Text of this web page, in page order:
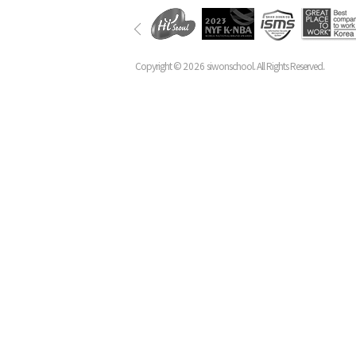
Copyright ©2026 siwonschool. All Rights Reserved.